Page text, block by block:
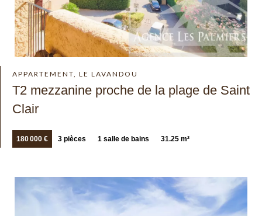
APPARTEMENT, LE LAVANDOU
T2 mezzanine proche de la plage de Saint
Clair
180 000 € 3 pièces 1 salle de bains 31.25 m²